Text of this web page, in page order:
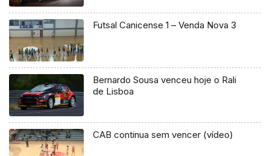
Futsal Canicense 1 – Venda Nova 3
Bernardo Sousa venceu hoje o Rali
de Lisboa
CAB continua sem vencer (vídeo)